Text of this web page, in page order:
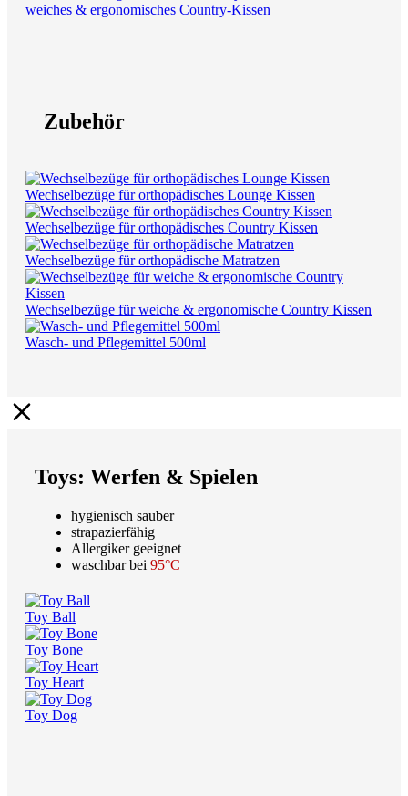
weiches & ergonomisches Country-Kissen
Zubehör
Wechselbezüge für orthopädisches Lounge Kissen
Wechselbezüge für orthopädisches Country Kissen
Wechselbezüge für orthopädische Matratzen
Wechselbezüge für weiche & ergonomische Country Kissen
Wasch- und Pflegemittel 500ml
Toys: Werfen & Spielen
hygienisch sauber
strapazierfähig
Allergiker geeignet
waschbar bei 95°C
Toy Ball
Toy Bone
Toy Heart
Toy Dog